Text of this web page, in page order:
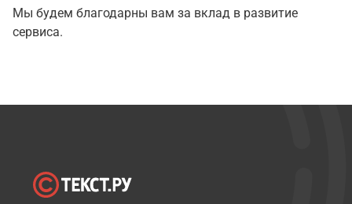
Мы будем благодарны вам за вклад в развитие
сервиса.